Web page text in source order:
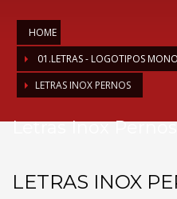
HOME
01.LETRAS - LOGOTIPOS
LETRAS INOX PERNOS
Letras Inox Pernos
LETRAS INOX